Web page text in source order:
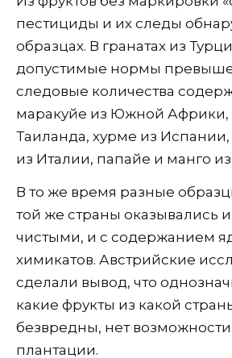
пестициды и их следы
образцах. В гранатах из
допустимые нормы
следовые количества
маракуйе из Южной Африки,
Таиланда, хурме из
из Италии, папайе и манго
В то же время разные
той же страны оказывались
чистыми, и с содержанием
химикатов. Австрийские
сделали вывод, что
какие фрукты из какой
безвредны, нет
плантации.